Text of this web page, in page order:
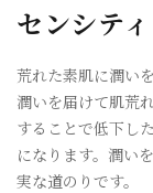
センシテ
荒れた素肌に潤い
潤いを届けて肌荒
することで低下し
になります。潤い
実な道のりです。